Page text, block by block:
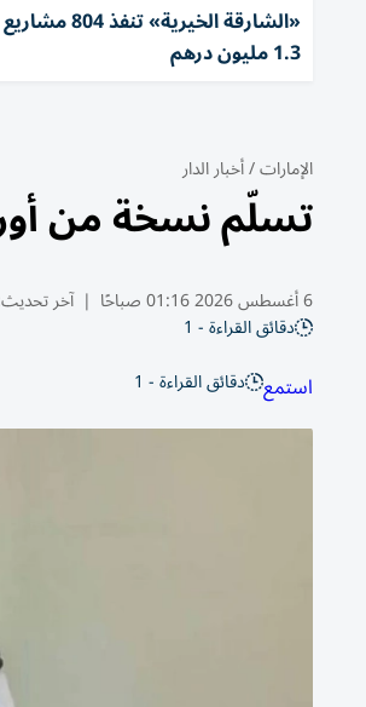
«الشارقة الخيرية» تنفذ 804
1.3 مليون درهم
الإمارات/أخبار الدار
تسلّم نسخة من
6 أغسطس 2026 01:16 صباحًا | آخر
دقائق القراءة - 1
استمع دقائق القراءة - 1